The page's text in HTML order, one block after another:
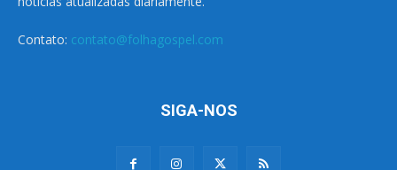
Contato: contato@folhagospel.com
SIGA-NOS